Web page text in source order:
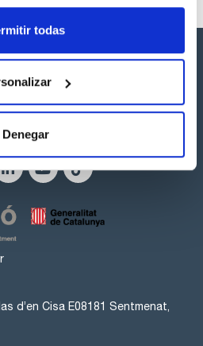
todas
Denegar
Síguenos:
d’en Cisa E08181 Sentmenat,